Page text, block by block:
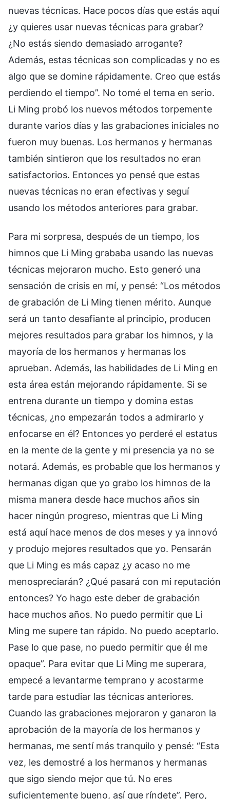
nuevas técnicas. Hace pocos días que estás aquí
¿y quieres usar nuevas técnicas para grabar?
¿No estás siendo demasiado arrogante?
Además, estas técnicas son complicadas y no es
algo que se domine rápidamente. Creo que estás
perdiendo el tiempo”. No tomé el tema en serio.
Li Ming probó los nuevos métodos torpemente
durante varios días y las grabaciones iniciales no
fueron muy buenas. Los hermanos y hermanas
también sintieron que los resultados no eran
satisfactorios. Entonces yo pensé que estas
nuevas técnicas no eran efectivas y seguí
usando los métodos anteriores para grabar.
Para mi sorpresa, después de un tiempo, los
himnos que Li Ming grababa usando las nuevas
técnicas mejoraron mucho. Esto generó una
sensación de crisis en mí, y pensé: “Los métodos
de grabación de Li Ming tienen mérito. Aunque
será un tanto desafiante al principio, producen
mejores resultados para grabar los himnos, y la
mayoría de los hermanos y hermanas los
aprueban. Además, las habilidades de Li Ming en
esta área están mejorando rápidamente. Si se
entrena durante un tiempo y domina estas
técnicas, ¿no empezarán todos a admirarlo y
enfocarse en él? Entonces yo perderé el estatus
en la mente de la gente y mi presencia ya no se
notará. Además, es probable que los hermanos y
hermanas digan que yo grabo los himnos de la
misma manera desde hace muchos años sin
hacer ningún progreso, mientras que Li Ming
está aquí hace menos de dos meses y ya innovó
y produjo mejores resultados que yo. Pensarán
que Li Ming es más capaz ¿y acaso no me
menospreciarán? ¿Qué pasará con mi reputación
entonces? Yo hago este deber de grabación
hace muchos años. No puedo permitir que Li
Ming me supere tan rápido. No puedo aceptarlo.
Pase lo que pase, no puedo permitir que él me
opaque”. Para evitar que Li Ming me superara,
empecé a levantarme temprano y acostarme
tarde para estudiar las técnicas anteriores.
Cuando las grabaciones mejoraron y ganaron la
aprobación de la mayoría de los hermanos y
hermanas, me sentí más tranquilo y pensé: “Esta
vez, les demostré a los hermanos y hermanas
que sigo siendo mejor que tú. No eres
suficientemente bueno, así que ríndete”. Pero,